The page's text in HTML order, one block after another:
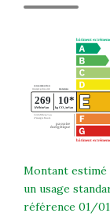
Montant estimé
un usage
référence 01/